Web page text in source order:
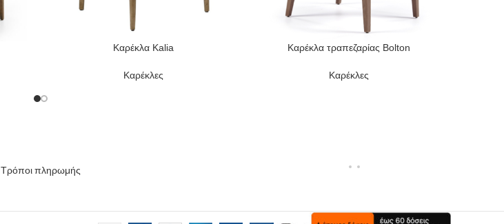
Καρέκλα Kalia
Καρέκλες
READ MOREΚαρέκλα τραπεζαρίας Bolton
Καρέκλες
Τρόποι πληρωμής